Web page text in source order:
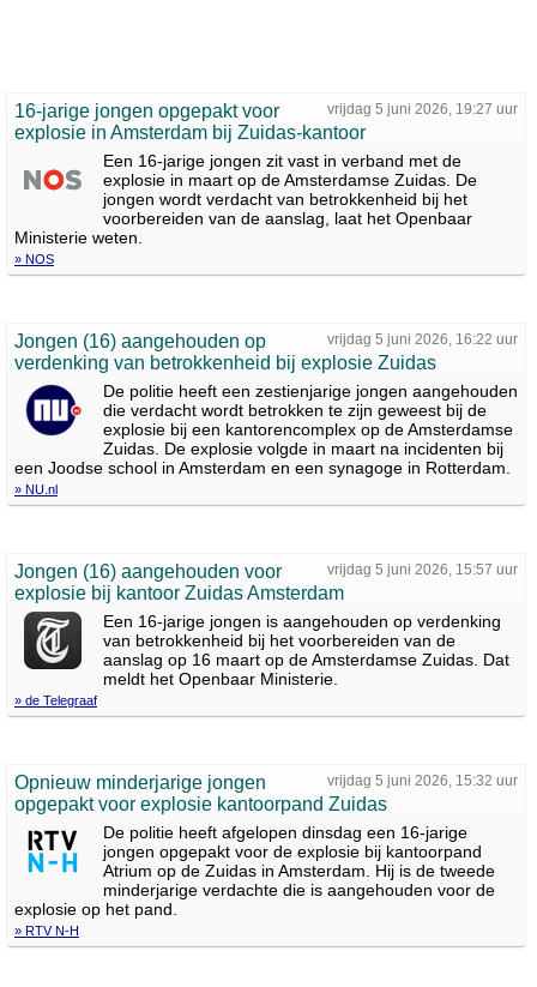
vrijdag 5 juni 2026, 19:27 uur
16-jarige jongen opgepakt voor
explosie in Amsterdam bij Zuidas-kantoor
Een 16-jarige jongen zit vast in verband met de
explosie in maart op de Amsterdamse Zuidas. De
jongen wordt verdacht van betrokkenheid bij het
voorbereiden van de aanslag, laat het Openbaar
Ministerie weten.
» NOS
vrijdag 5 juni 2026, 16:22 uur
Jongen (16) aangehouden op
verdenking van betrokkenheid bij explosie Zuidas
De politie heeft een zestienjarige jongen aangehouden
die verdacht wordt betrokken te zijn geweest bij de
explosie bij een kantorencomplex op de Amsterdamse
Zuidas. De explosie volgde in maart na incidenten bij
een Joodse school in Amsterdam en een synagoge in Rotterdam.
» NU.nl
vrijdag 5 juni 2026, 15:57 uur
Jongen (16) aangehouden voor
explosie bij kantoor Zuidas Amsterdam
Een 16-jarige jongen is aangehouden op verdenking
van betrokkenheid bij het voorbereiden van de
aanslag op 16 maart op de Amsterdamse Zuidas. Dat
meldt het Openbaar Ministerie.
» de Telegraaf
vrijdag 5 juni 2026, 15:32 uur
Opnieuw minderjarige jongen
opgepakt voor explosie kantoorpand Zuidas
De politie heeft afgelopen dinsdag een 16-jarige
jongen opgepakt voor de explosie bij kantoorpand
Atrium op de Zuidas in Amsterdam. Hij is de tweede
minderjarige verdachte die is aangehouden voor de
explosie op het pand.
» RTV N-H